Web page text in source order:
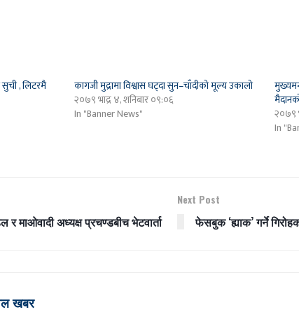
सुची , लिटरमै
कागजी मुद्रामा विश्वास घट्दा सुन–चाँदीको मूल्य उकालो
२०७९ भाद्र ४, शनिबार ०९:०६
In "Banner News"
२०७९
In
र माओवादी अध्यक्ष प्रचण्डबीच भेटवार्ता
Next Post
फेसबुक ‘ह्याक’ गर्ने
खबर